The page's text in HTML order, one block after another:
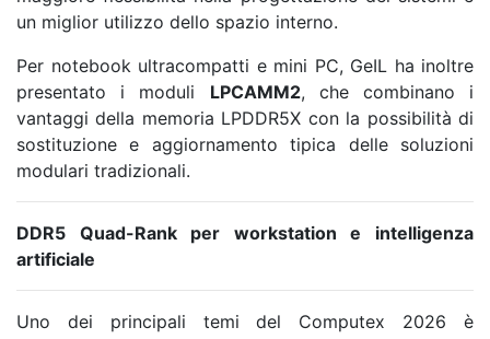
un miglior utilizzo dello spazio interno.
Per notebook ultracompatti e mini PC, GeIL ha inoltre
presentato i moduli LPCAMM2, che combinano i
vantaggi della memoria LPDDR5X con la possibilità di
sostituzione e aggiornamento tipica delle soluzioni
modulari tradizionali.
DDR5 Quad-Rank per workstation e intelligenza
artificiale
Uno dei principali temi del Computex 2026 è